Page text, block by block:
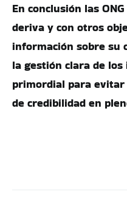
En conclusión las
deriva y con otros
información sobre su
la gestión clara de
primordial para
de credibilidad en